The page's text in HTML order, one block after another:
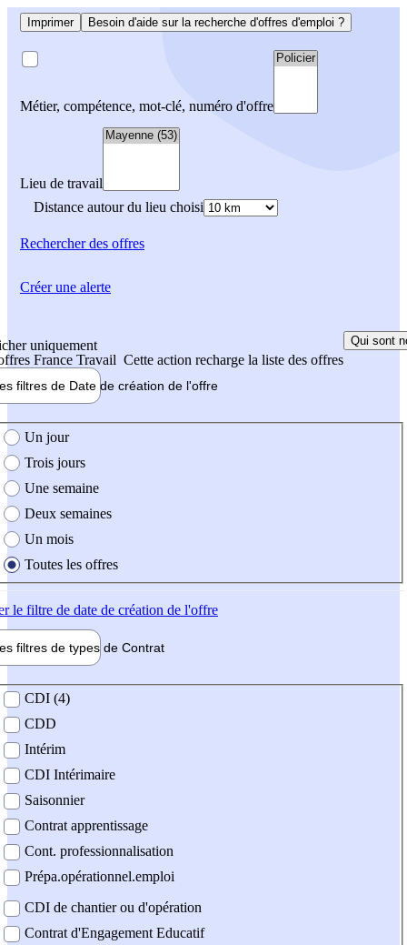
Imprimer Besoin d'aide sur la recherche d'offres d'emploi ?
Métier, compétence, mot-clé, numéro d'offre
Lieu de travail
Distance autour du lieu choisi
Rechercherdes offres
uniquement
France Travail Cette action recharge la liste des offres
Qui sont
filtres de Date de création de l'offre
création de l'offre
Un jour
Trois jours
Une semaine
Deux semaines
Un mois
Toutes les offres
le filtre de date de création de l'offre
filtres de types de Contrat
contrat
CDI (4)
CDD
Intérim
CDI Intérimaire
Saisonnier
Contrat apprentissage
Cont. professionnalisation
Prépa.opérationnel.emploi
CDI de chantier ou d'opération
Contrat d'Engagement Educatif
Créer une alerte